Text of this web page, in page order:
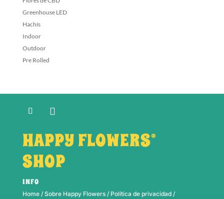
Greenhouse LED
Hachís
Indoor
Outdoor
Pre Rolled
HAPPY FLOWERS®
SHOP
INFO
Home/ Sobre Happy Flowers/ Política de privacidad/